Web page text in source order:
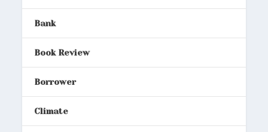
Bank
Book Review
Borrower
Climate